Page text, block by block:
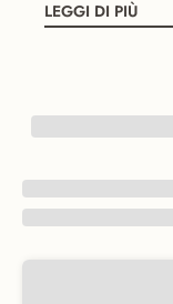
LEGGI DI PIÙ